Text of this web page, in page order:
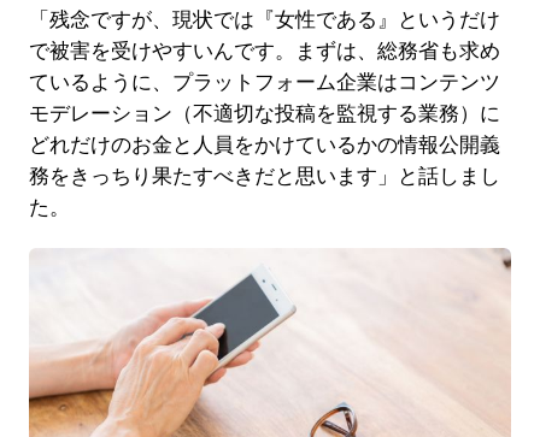
「残念ですが、現状では『女性である』というだけ
で被害を受けやすいんです。まずは、総務省も求め
ているように、プラットフォーム企業はコンテンツ
モデレーション（不適切な投稿を監視する業務）に
どれだけのお金と人員をかけているかの情報公開義
務をきっちり果たすべきだと思います」と話しまし
た。